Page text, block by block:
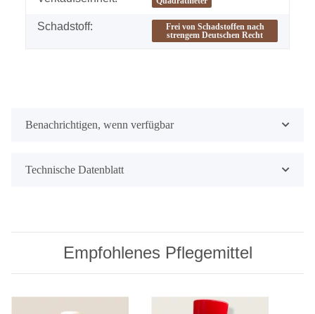
Schadstoff:
Frei von Schadstoffen nach
strengem Deutschen Recht
Benachrichtigen, wenn verfügbar
Technische Datenblatt
Empfohlenes Pflegemittel